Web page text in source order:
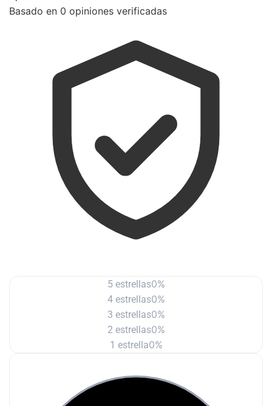
Basado en 0 opiniones verificadas
5 estrellas0%
4 estrellas0%
3 estrellas0%
2 estrellas0%
1 estrella0%